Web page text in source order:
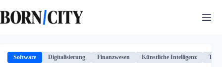
Inhalt
springen
Software Digitalisierung Finanzwesen Künstliche Intelligenz